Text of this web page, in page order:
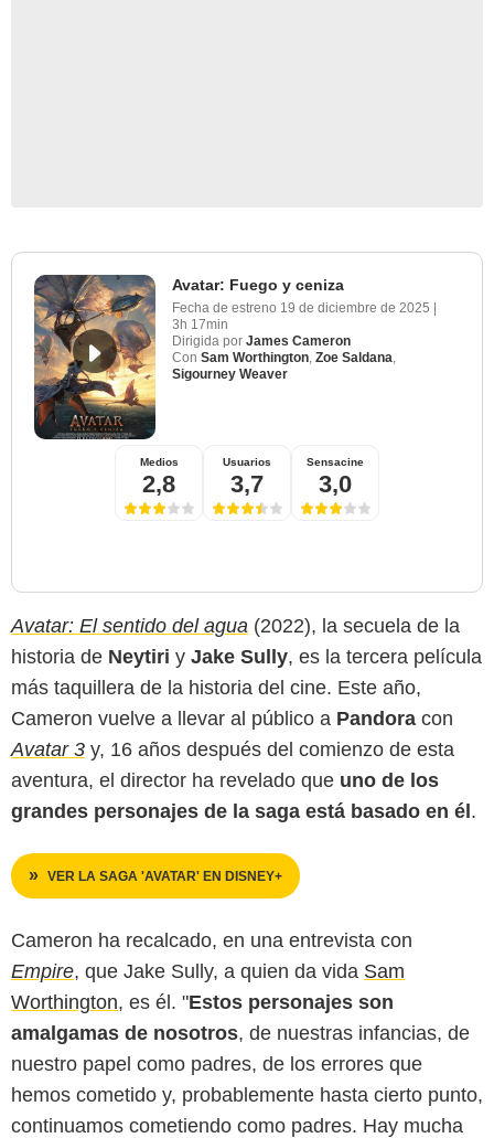
Avatar: Fuego y ceniza
Fecha de estreno 19 de diciembre de 2025 |
3h 17min
Dirigida por James Cameron
Con Sam Worthington Zoe Saldana
Sigourney Weaver
Medios
2,8
Usuarios
3,7
Sensacine
3,0
Avatar: El sentido del agua (2022), la secuela de la
historia de Neytiri y Jake Sully, es la tercera película
más taquillera de la historia del cine. Este año,
Cameron vuelve a llevar al público a Pandora con
Avatar 3 y, 16 años después del comienzo de esta
aventura, el director ha revelado que uno de los
grandes personajes de la saga está basado en él.
VER LA SAGA 'AVATAR' EN DISNEY+
Cameron ha recalcado, en una entrevista con
Empire, que Jake Sully, a quien da vida Sam
Worthington, es él. "Estos personajes son
amalgamas de nosotros, de nuestras infancias, de
nuestro papel como padres, de los errores que
hemos cometido y, probablemente hasta cierto punto,
continuamos cometiendo como padres. Hay mucha